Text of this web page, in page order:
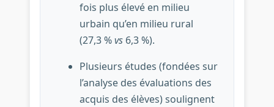
fois plus élevé en milieu
urbain qu’en milieu rural
(27,3 %vs6,3 %).
Plusieurs études (fondées sur
l’analyse des évaluations des
acquis des élèves) soulignent